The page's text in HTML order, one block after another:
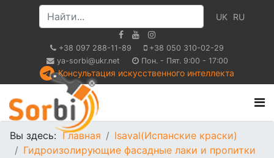
UK RU
+38 097 288-11-89
+38 050 310-02-29
ya-sorbi@ukr.net
Пон. - Пят. 9:00 - 17:00
Консультация искусственного интеллекта
Вы здесь:Главная
Isaval(Испанские краски)
Гидроизолирующие фасадные лаки и пропитки